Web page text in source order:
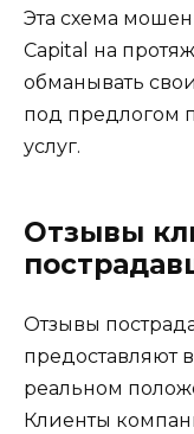
Эта схема
Capital на
обманывать
под предлогом
услуг.
Отзывы
Отзывы
реальном
Клиенты